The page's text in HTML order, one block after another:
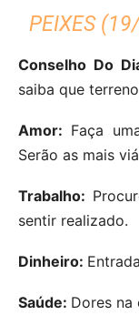
PEIXES
Conselho Do
saiba que
Amor: Faça
Serão as mais
Trabalho:
sentir realizado.
Dinheiro:
Saúde: Dores na